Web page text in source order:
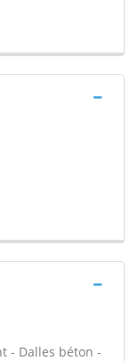
- Dalles béton -